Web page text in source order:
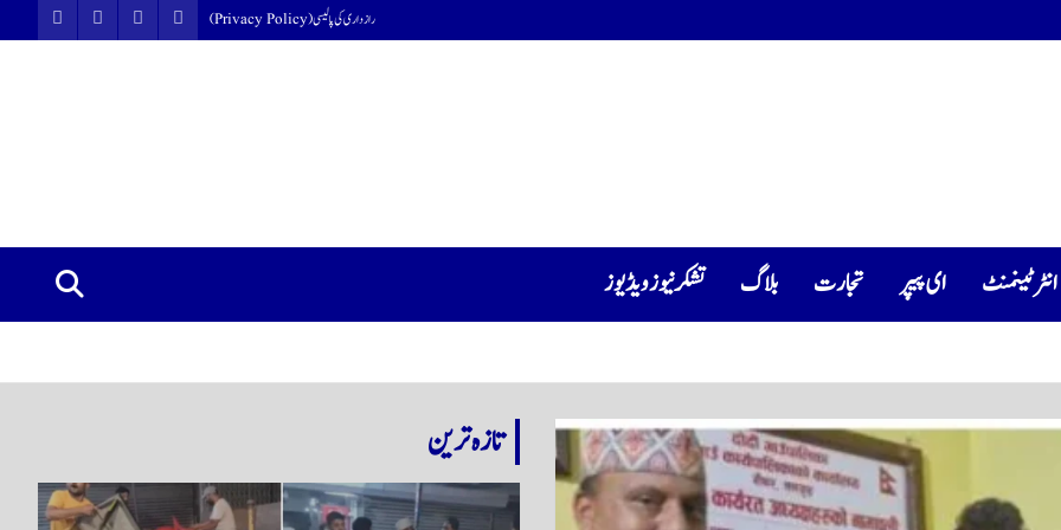
رازداری کی پالیسی (Privacy Policy)
انٹرٹینمنٹ ای پیپر تجارت بلاگ تشکرنیوز ویڈیوز
تازہ ترین